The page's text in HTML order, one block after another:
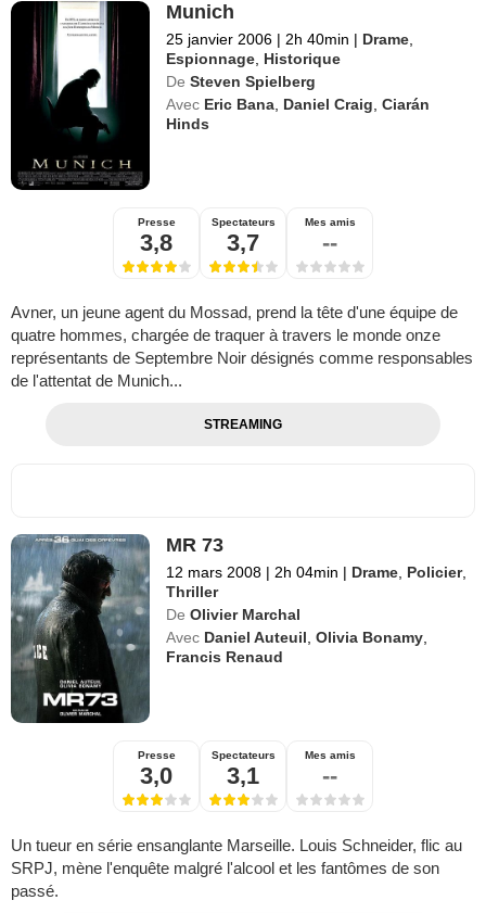
Munich
25 janvier 2006 | 2h 40min | Drame
Espionnage Historique
De Steven Spielberg
Avec Eric Bana Daniel Craig ,Ciarán
Hinds
Presse
3,8
Spectateurs
3,7
Mes amis
--
Avner, un jeune agent du Mossad, prend la tête d'une équipe de
quatre hommes, chargée de traquer à travers le monde onze
représentants de Septembre Noir désignés comme responsables
de l'attentat de Munich...
STREAMING
MR 73
12 mars 2008 | 2h 04min | Drame Policier,
Thriller
De Olivier Marchal
Avec Daniel Auteuil ,Olivia Bonamy
Francis Renaud
Presse
3,0
Spectateurs
3,1
Mes amis
--
Un tueur en série ensanglante Marseille. Louis Schneider, flic au
SRPJ, mène l'enquête malgré l'alcool et les fantômes de son
passé.